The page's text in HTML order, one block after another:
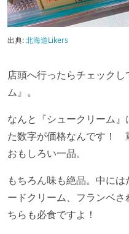
出典:北海道Likers
店頭へ行ったらチェック
ム』。
なんと『シュークリーム
た数字が価格なんです！
おもしろい一品。
もちろん味も絶品。中に
ードクリーム、フランベさ
ちらも必食ですよ！